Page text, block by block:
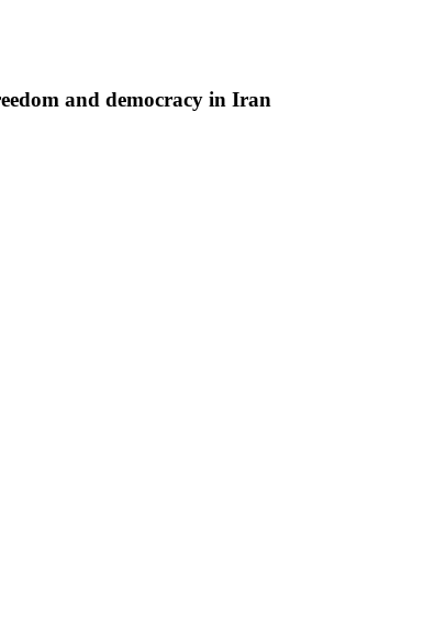
and democracy in Iran